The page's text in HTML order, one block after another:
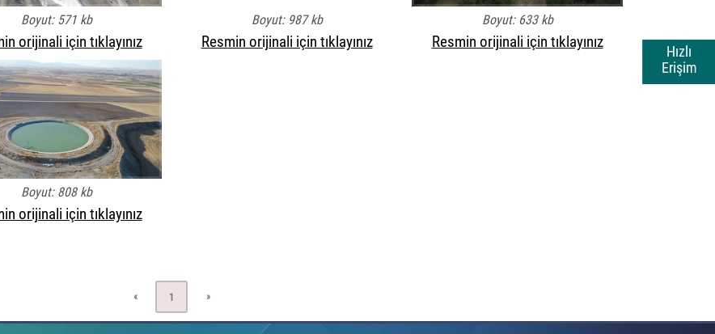
Hızlı
Erişim
Boyut: 571 kb
orijinali için tıklayınız
Boyut: 987 kb
Resmin orijinali için tıklayınız
Boyut: 633 kb
Resmin orijinali için tıklayınız
Boyut: 808 kb
orijinali için tıklayınız
« 1 »